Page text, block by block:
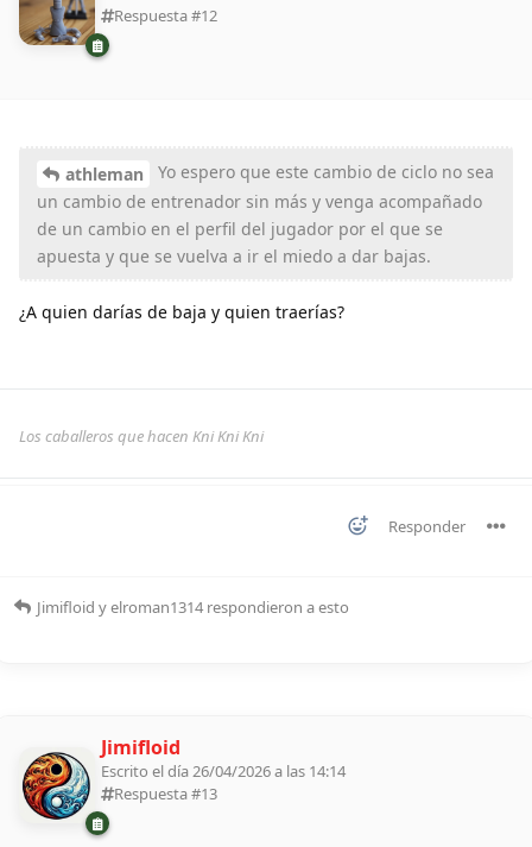
Respuesta #12
athleman
Yo espero que este cambio de ciclo no sea
un cambio de entrenador sin más y venga acompañado
de un cambio en el perfil del jugador por el que se
apuesta y que se vuelva a ir el miedo a dar bajas.
¿A quien darías de baja y quien traerías?
Los caballeros que hacen Kni Kni Kni
Responder
Jimifloid yelroman1314 respondieron a esto
Jimifloid
Escrito el día 26/04/2026 a las 14:14
Respuesta #13